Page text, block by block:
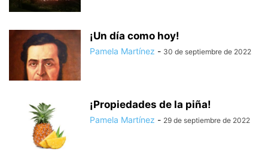
¡Un día como hoy!
Pamela Martínez - 30 de septiembre de 2022
¡Propiedades de la piña!
Pamela Martínez - 29 de septiembre de 2022